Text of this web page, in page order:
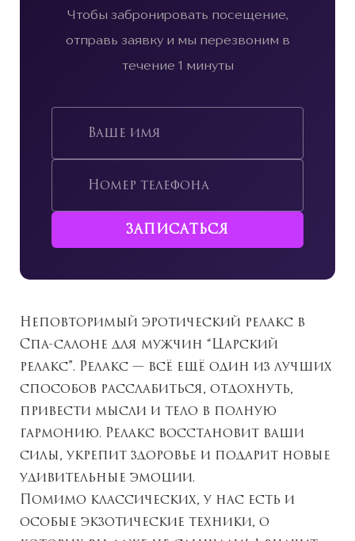
Чтобы забронировать посещение,
отправь заявку и мы перезвоним в
течение 1 минуты
Неповторимый эротический релакс в
Спа-салоне для мужчин “Царский
релакс”. Релакс — всё ещё один из лучших
способов расслабиться, отдохнуть,
привести мысли и тело в полную
гармонию. Релакс восстановит ваши
силы, укрепит здоровье и подарит новые
удивительные эмоции.
Помимо классических, у нас есть и
особые экзотические техники, о